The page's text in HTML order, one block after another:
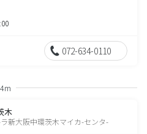
072-634-0110
木
新大阪中環茨木マイカ-センタ-